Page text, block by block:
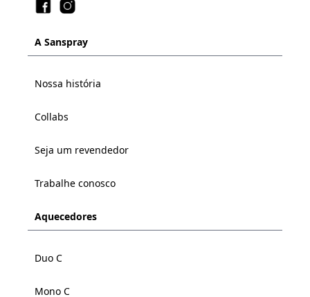
A Sanspray
Nossa história
Collabs
Seja um revendedor
Trabalhe conosco
Aquecedores
Duo C
Mono C